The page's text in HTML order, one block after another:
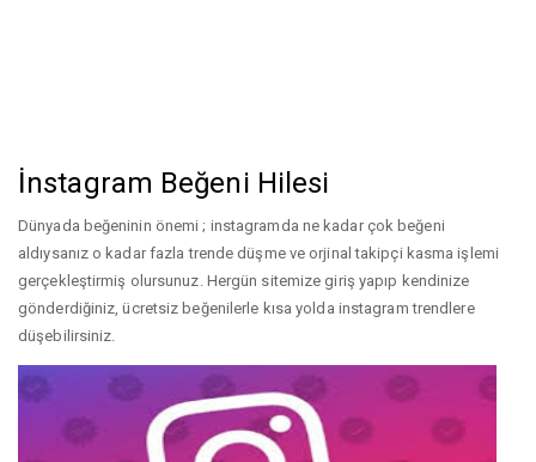
İnstagram Beğeni Hilesi
Dünyada beğeninin önemi ; instagramda ne kadar çok beğeni
aldıysanız o kadar fazla trende düşme ve orjinal takipçi kasma işlemi
gerçekleştirmiş olursunuz. Hergün sitemize giriş yapıp kendinize
gönderdiğiniz, ücretsiz beğenilerle kısa yolda instagram trendlere
düşebilirsiniz.